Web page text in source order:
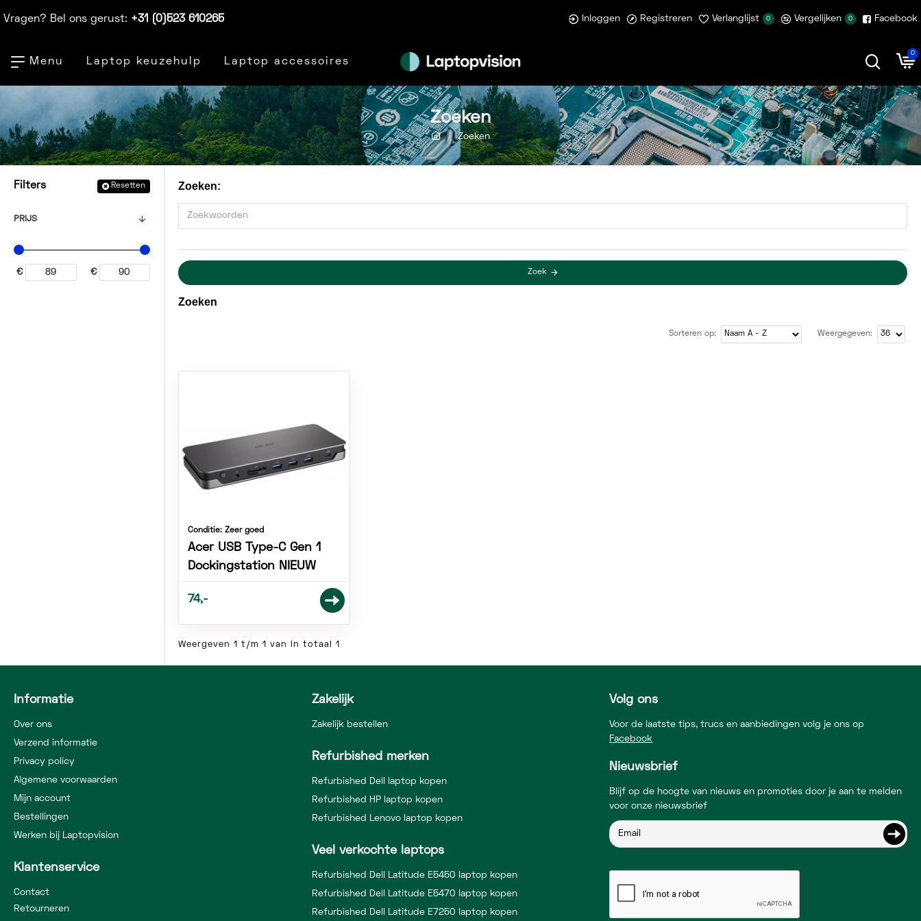
Vragen? Bel ons gerust: +31 (0)523 610265 Inloggen Registreren Verlanglijst 0 Vergelijken 0 Facebook
Menu Laptop keuzehulp Laptop accessoires
0
Zoeken
Zoeken
Filters Resetten
PRIJS
€ €
Zoeken:
Zoek
Zoeken
Sorteren op: Weergegeven:
Conditie: Zeer goed
Acer USB Type-C Gen 1
Dockingstation NIEUW
74,-
Weergeven 1 t/m 1 van in totaal 1
Informatie
Over ons
Verzend informatie
Privacy policy
Algemene voorwaarden
Mijn account
Bestellingen
Werken bij Laptopvision
Klantenservice
Contact
Retourneren
Zakelijk
Zakelijk bestellen
Refurbished merken
Refurbished Dell laptop kopen
Refurbished HP laptop kopen
Refurbished Lenovo laptop kopen
Veel verkochte laptops
Refurbished Dell Latitude E5450 laptop kopen
Refurbished Dell Latitude E5470 laptop kopen
Refurbished Dell Latitude E7250 laptop kopen
Volg ons
Voor de laatste tips, trucs en aanbiedingen volg je ons op
Facebook
Nieuwsbrief
Blijf op de hoogte van nieuws en promoties door je aan te melden
voor onze nieuwsbrief